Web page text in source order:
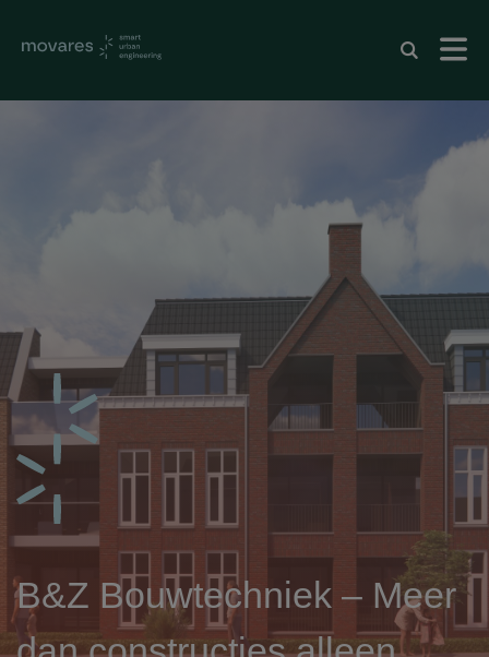
B&Z Bouwtechniek – Meer